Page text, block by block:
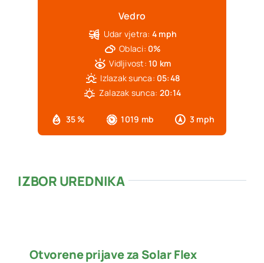
Vedro
35 % 1019 mb 3 mph
Udar vjetra: 4 mph
Oblaci: 0%
Vidljivost: 10 km
Izlazak sunca: 05:48
Zalazak sunca: 20:14
IZBOR UREDNIKA
Otvorene prijave za Solar Flex